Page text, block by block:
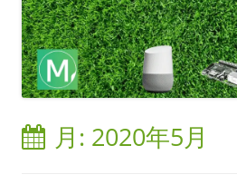
月: 2020年5月